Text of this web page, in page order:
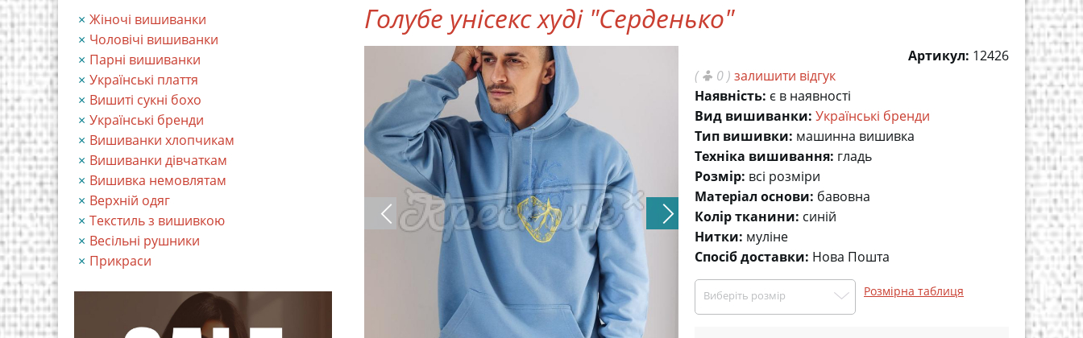
Жіночі вишиванки
Чоловічі вишиванки
Парні вишиванки
Українські плаття
Вишиті сукні бохо
Українські бренди
Вишиванки хлопчикам
Вишиванки дівчаткам
Вишивка немовлятам
Верхній одяг
Текстиль з вишивкою
Весільні рушники
Прикраси
Голубе унісекс худі "Серденько"
Артикул: 12426
(
0 ) залишити відгук
Наявність: є в наявності
Вид вишиванки: Українські бренди
Тип вишивки: машинна вишивка
Техніка вишивання: гладь
Розмір: всі розміри
Матеріал основи: бавовна
Колір тканини: синій
Нитки: муліне
Спосіб доставки: Нова Пошта
Виберіть розмір Розмірна таблиця